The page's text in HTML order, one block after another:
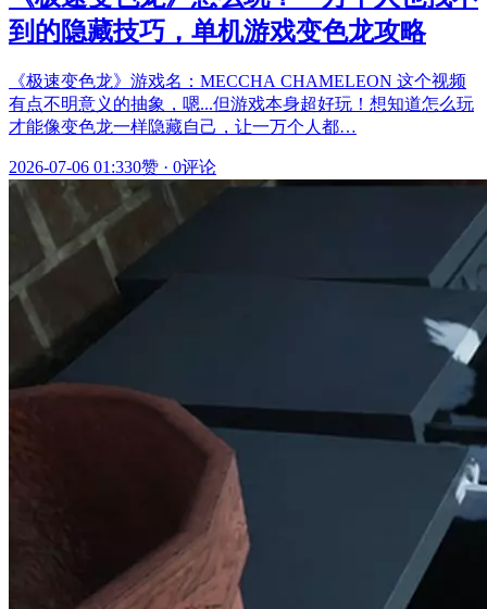
到的隐藏技巧，单机游戏变色龙攻略
《极速变色龙》游戏名：MECCHA CHAMELEON 这个视频
有点不明意义的抽象，嗯...但游戏本身超好玩！想知道怎么玩
才能像变色龙一样隐藏自己，让一万个人都…
2026-07-06 01:330赞 · 0评论